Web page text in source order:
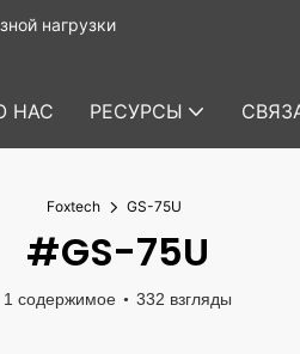
нагрузки
НАС РЕСУРСЫ
Foxtech GS-75U
#GS-75U
1 содержимое 332 взгляды